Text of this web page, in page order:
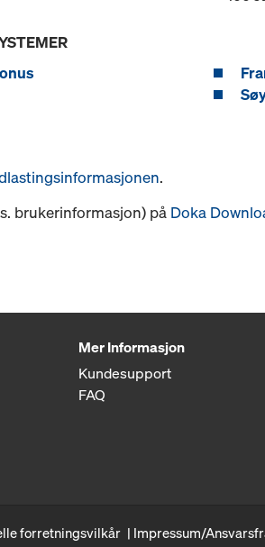
.
brukerinformasjon) på Doka
Mer Informasjon
Kundesupport
FAQ
forretningsvilkår Impressum/